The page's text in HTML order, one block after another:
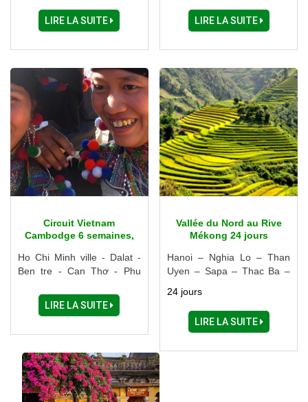
Danang - Nha Trang - Cu
Chi - Cai Be - Ho Chi Minh
LIRE LA SUITE
Danang – Cai Be – Ho Chi
Minh VilleLIRE LA SUITE
Vallée du Nord au Rive
Mékong 24 jours
Hanoi – Nghia Lo – Than
Uyen – Sapa – Thac Ba –
– Hue – Hoi An – Danang –
Delta du Mékong – Can
Tho – Ho Chi Minh Ville
24 jours
LIRE LA SUITE
Circuit Vietnam
Cambodge 6 semaines,
Ho Chi Minh ville - Dalat -
Ben tre - Can Thơ - Phu
Hue - Hanoi - Grand Nord
Vietnam - Halong - Baie
LIRE LA SUITE